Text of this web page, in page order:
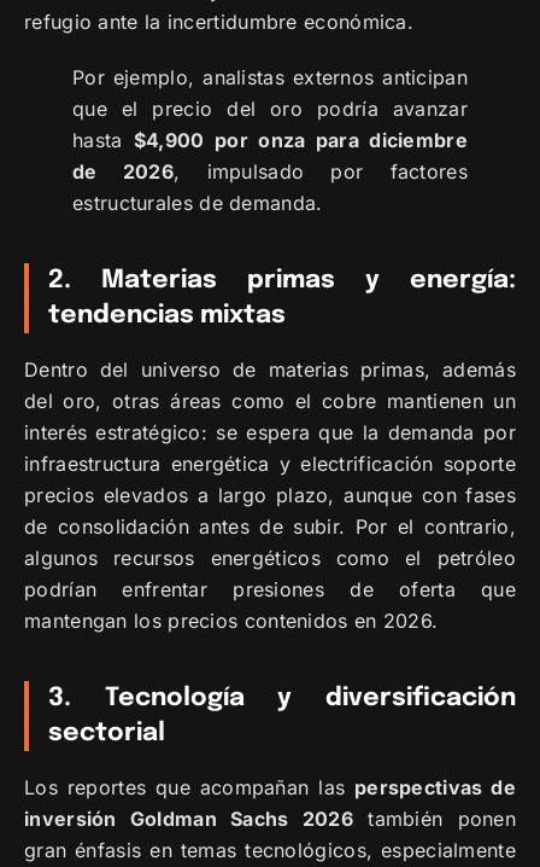
refugio ante la incertidumbre económica.
Por ejemplo, analistas externos anticipan
que el precio del oro podría avanzar
hasta $4,900 por onza para diciembre
de 2026, impulsado por factores
estructurales de demanda.
2. Materias primas y energía:
tendencias mixtas
Dentro del universo de materias primas, además
del oro, otras áreas como el cobre mantienen un
interés estratégico: se espera que la demanda por
infraestructura energética y electrificación soporte
precios elevados a largo plazo, aunque con fases
de consolidación antes de subir. Por el contrario,
algunos recursos energéticos como el petróleo
podrían enfrentar presiones de oferta que
mantengan los precios contenidos en 2026.
3. Tecnología y diversificación
sectorial
Los reportes que acompañan las perspectivas de
inversión Goldman Sachs 2026 también ponen
gran énfasis en temas tecnológicos, especialmente